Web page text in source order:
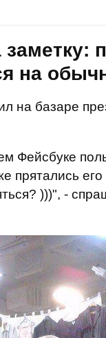
на
на базаре
Фейсбуке
прятались
)))", -